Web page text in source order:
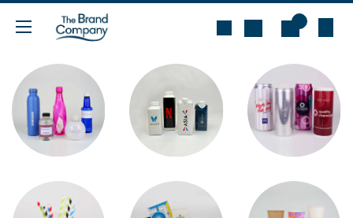
Se rendre au contenu